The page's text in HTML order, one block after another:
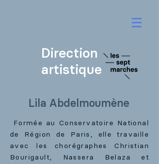
Direction
artistique
Lila Abdelmoumène
Formée au Conservatoire National
de Région de Paris, elle travaille
avec les chorégraphes Christian
Bourigault, Nassera Belaza et